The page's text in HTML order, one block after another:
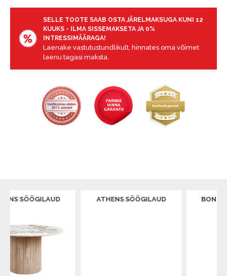
Finantsvastutus:
Laenake vastutustundlikult! Enne laenamist
palun hinnake oma finantsvõimalusi.
SELLE TOOTE SAAB OSTA JÄRELMAKSUGA KUNI 12
KUUKS - ILMA SISSEMAKSETA JA 0%
INTRESSIMÄÄRAGA!
Laenake vastutustundlikult, hinnates oma võimet
laenu tagasi maksta.
ATHENS SÖÖGILAUD BONNET